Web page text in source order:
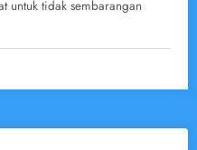
untuk tidak sembarangan